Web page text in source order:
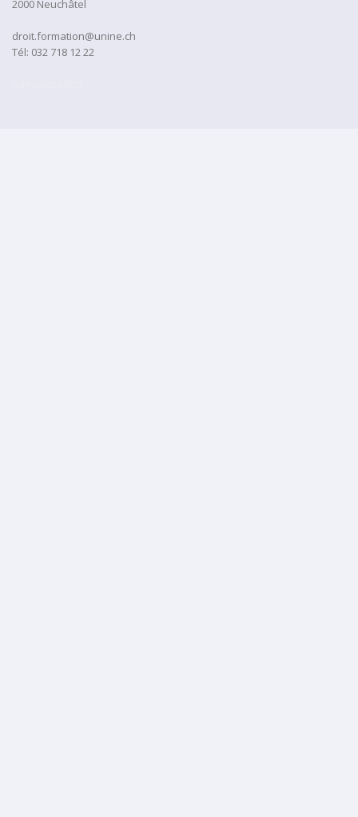
2000 Neuchâtel
droit.formation@unine.ch
Tél: 032 718 12 22